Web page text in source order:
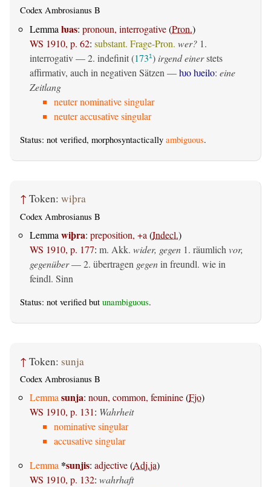
Codex Ambrosianus B
Lemma ƕas: pronoun, interrogative(Pron.)
WS 1910, p. 62: substant. Frage-Pron. wer? 1.
interrogativ— 2. indefinit(1731) irgend einerstets
affirmativ, auch in negativen Sätzen —ƕo ƕeilo: eine
Zeitlang
neuter nominative singular
neuter accusative singular
Status: not verified, morphosyntactically ambiguous.
↑ Token: wiþra
Codex Ambrosianus B
Lemma wiþra: preposition, +a (Indecl.)
WS 1910, p. 177: m. Akk. wider, gegen 1. räumlich vor,
gegenüber— 2. übertragen gegenin freundl. wie in
feindl. Sinn
Status: not verified but unambiguous.
↑ Token: sunja
Codex Ambrosianus B
Lemma sunja: noun, common, feminine(Fjo)
WS 1910, p. 131: Wahrheit
nominative singular
accusative singular
Lemma *sunjis: adjective(Adj.ja)
WS 1910, p. 132: wahrhaft